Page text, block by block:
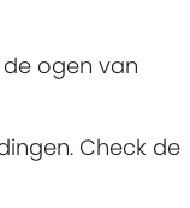
ogen van
Check de